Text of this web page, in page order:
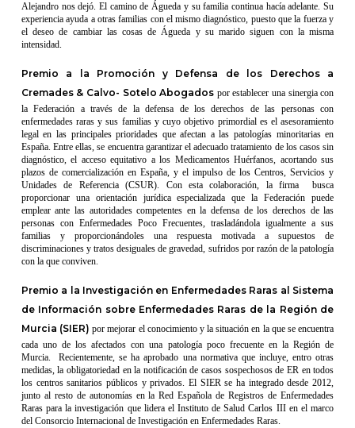
Alejandro nos dejó. El camino de Águeda y su familia continua hacía adelante. Su
experiencia ayuda a otras familias con el mismo diagnóstico, puesto que la fuerza y
el deseo de cambiar las cosas de Águeda y su marido siguen con la misma
intensidad.
Premio a la Promoción y Defensa de los Derechos a
Cremades & Calvo- Sotelo Abogados por establecer una sinergia con
la Federación a través de la defensa de los derechos de las personas con
enfermedades raras y sus familias y cuyo objetivo primordial es el asesoramiento
legal en las principales prioridades que afectan a las patologías minoritarias en
España. Entre ellas, se encuentra garantizar el adecuado tratamiento de los casos sin
diagnóstico, el acceso equitativo a los Medicamentos Huérfanos, acortando sus
plazos de comercialización en España, y el impulso de los Centros, Servicios y
Unidades de Referencia (CSUR). Con esta colaboración, la firma busca
proporcionar una orientación jurídica especializada que la Federación puede
emplear ante las autoridades competentes en la defensa de los derechos de las
personas con Enfermedades Poco Frecuentes, trasladándola igualmente a sus
familias y proporcionándoles una respuesta motivada a supuestos de
discriminaciones y tratos desiguales de gravedad, sufridos por razón de la patología
con la que conviven.
Premio a la Investigación en Enfermedades Raras al Sistema
de Información sobre Enfermedades Raras de la Región de
Murcia (SIER) por mejorar el conocimiento y la situación en la que se encuentra
cada uno de los afectados con una patología poco frecuente en la Región de
Murcia. Recientemente, se ha aprobado una normativa que incluye, entro otras
medidas, la obligatoriedad en la notificación de casos sospechosos de ER en todos
los centros sanitarios públicos y privados. El SIER se ha integrado desde 2012,
junto al resto de autonomías en la Red Española de Registros de Enfermedades
Raras para la investigación que lidera el Instituto de Salud Carlos III en el marco
del Consorcio Internacional de Investigación en Enfermedades Raras.